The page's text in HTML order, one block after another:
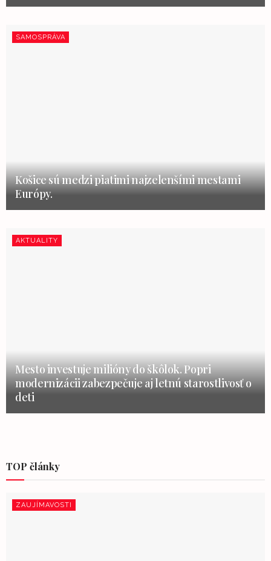
SAMOSPRÁVA
Košice sú medzi piatimi najzelenšími mestami
Európy.
AKTUALITY
Mesto investuje milióny do škôlok. Popri
modernizácii zabezpečuje aj letnú starostlivosť o
deti
TOP články
ZAUJÍMAVOSTI